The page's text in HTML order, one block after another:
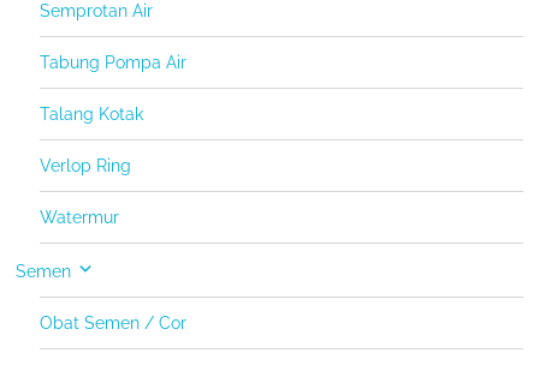
Semprotan Air
Tabung Pompa Air
Talang Kotak
Verlop Ring
Watermur
Semen
Obat Semen / Cor